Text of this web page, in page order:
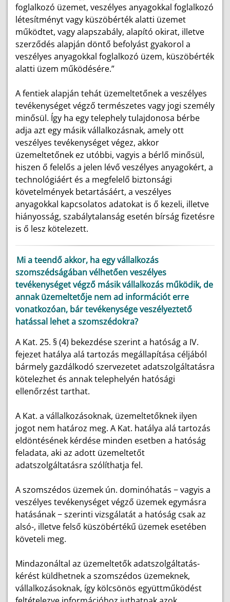
foglalkozó üzemet, veszélyes anyagokkal foglalkozó
létesítményt vagy küszöbérték alatti üzemet
működtet, vagy alapszabály, alapító okirat, illetve
szerződés alapján döntő befolyást gyakorol a
veszélyes anyagokkal foglalkozó üzem, küszöbérték
alatti üzem működésére.”
A fentiek alapján tehát üzemeltetőnek a veszélyes
tevékenységet végző természetes vagy jogi személy
minősül. Így ha egy telephely tulajdonosa bérbe
adja azt egy másik vállalkozásnak, amely ott
veszélyes tevékenységet végez, akkor
üzemeltetőnek ez utóbbi, vagyis a bérlő minősül,
hiszen ő felelős a jelen lévő veszélyes anyagokért, a
technológiáért és a megfelelő biztonsági
követelmények betartásáért, a veszélyes
anyagokkal kapcsolatos adatokat is ő kezeli, illetve
hiányosság, szabálytalanság esetén bírság fizetésre
is ő lesz kötelezett.
Mi a teendő akkor, ha egy vállalkozás
szomszédságában vélhetően veszélyes
tevékenységet végző másik vállalkozás működik, de
annak üzemeltetője nem ad információt erre
vonatkozóan, bár tevékenysége veszélyeztető
hatással lehet a szomszédokra?
A Kat. 25. § (4) bekezdése szerint a hatóság a IV.
fejezet hatálya alá tartozás megállapítása céljából
bármely gazdálkodó szervezetet adatszolgáltatásra
kötelezhet és annak telephelyén hatósági
ellenőrzést tarthat.
A Kat. a vállalkozásoknak, üzemeltetőknek ilyen
jogot nem határoz meg. A Kat. hatálya alá tartozás
eldöntésének kérdése minden esetben a hatóság
feladata, aki az adott üzemeltetőt
adatszolgáltatásra szólíthatja fel.
A szomszédos üzemek ún. dominóhatás − vagyis a
veszélyes tevékenységet végző üzemek egymásra
hatásának − szerinti vizsgálatát a hatóság csak az
alsó-, illetve felső küszöbértékű üzemek esetében
követeli meg.
Mindazonáltal az üzemeltetők adatszolgáltatás-
kérést küldhetnek a szomszédos üzemeknek,
vállalkozásoknak, így kölcsönös együttműködést